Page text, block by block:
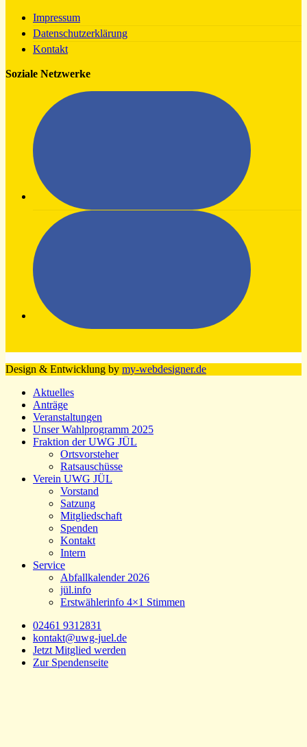
Impressum
Datenschutzerklärung
Kontakt
Soziale Netzwerke
Design & Entwicklung by my-webdesigner.de
Aktuelles
Anträge
Veranstaltungen
Unser Wahlprogramm 2025
Fraktion der UWG JÜL
Ortsvorsteher
Ratsauschüsse
Verein UWG JÜL
Vorstand
Satzung
Mitgliedschaft
Spenden
Kontakt
Intern
Service
Abfallkalender 2026
jül.info
Erstwählerinfo 4×1 Stimmen
02461 9312831
kontakt@uwg-juel.de
Jetzt Mitglied werden
Zur Spendenseite